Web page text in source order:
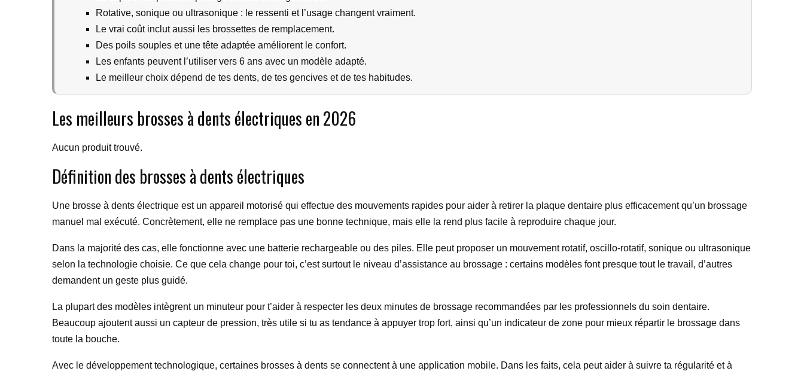
Rotative, sonique ou ultrasonique : le ressenti et l’usage changent vraiment.
Le vrai coût inclut aussi les brossettes de remplacement.
Des poils souples et une tête adaptée améliorent le confort.
Les enfants peuvent l’utiliser vers 6 ans avec un modèle adapté.
Le meilleur choix dépend de tes dents, de tes gencives et de tes habitudes.
Les meilleurs brosses à dents électriques en 2026
Aucun produit trouvé.
Définition des brosses à dents électriques
Une brosse à dents électrique est un appareil motorisé qui effectue des mouvements rapides pour aider à retirer la plaque dentaire plus efficacement qu’un brossage
manuel mal exécuté. Concrètement, elle ne remplace pas une bonne technique, mais elle la rend plus facile à reproduire chaque jour.
Dans la majorité des cas, elle fonctionne avec une batterie rechargeable ou des piles. Elle peut proposer un mouvement rotatif, oscillo-rotatif, sonique ou ultrasonique
selon la technologie choisie. Ce que cela change pour toi, c’est surtout le niveau d’assistance au brossage : certains modèles font presque tout le travail, d’autres
demandent un geste plus guidé.
La plupart des modèles intègrent un minuteur pour t’aider à respecter les deux minutes de brossage recommandées par les professionnels du soin dentaire.
Beaucoup ajoutent aussi un capteur de pression, très utile si tu as tendance à appuyer trop fort, ainsi qu’un indicateur de zone pour mieux répartir le brossage dans
toute la bouche.
Avec le développement technologique, certaines brosses à dents se connectent à une application mobile. Dans les faits, cela peut aider à suivre ta régularité et à